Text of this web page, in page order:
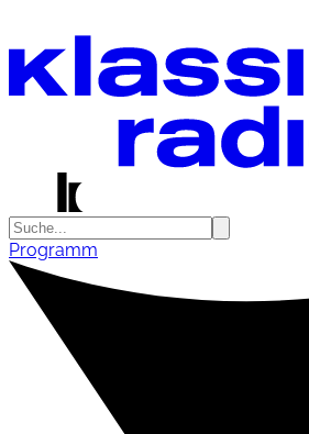
Programm